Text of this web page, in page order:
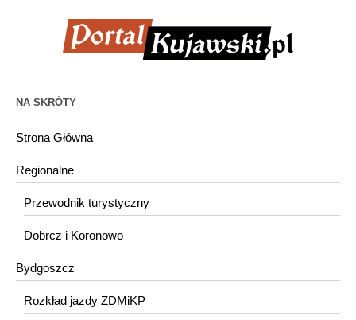
NA SKRÓTY
Strona Główna
Regionalne
Przewodnik turystyczny
Dobrcz i Koronowo
Bydgoszcz
Rozkład jazdy ZDMiKP